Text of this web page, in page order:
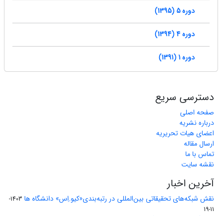
دوره 5 (1395)
دوره 4 (1394)
دوره 1 (1391)
دسترسی سریع
صفحه اصلی
درباره نشریه
اعضای هیات تحریریه
ارسال مقاله
تماس با ما
نقشه سایت
آخرین اخبار
نقش شبکه‌های تحقیقاتی بین‌المللی در رتبه‌بندی«کیو.اِس» دانشگاه ها
1403-
11-19